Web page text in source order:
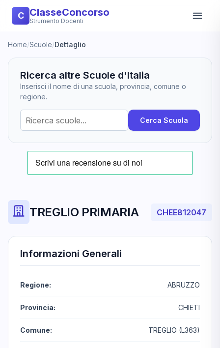
C ClasseConcorso
Strumento Docenti
Home/Scuole/Dettaglio
Ricerca altre Scuole d'Italia
Inserisci il nome di una scuola, provincia, comune o
regione.
Cerca Scuola
TREGLIO PRIMARIA CHEE812047
Informazioni Generali
Regione: ABRUZZO
Provincia: CHIETI
Comune: TREGLIO (L363)